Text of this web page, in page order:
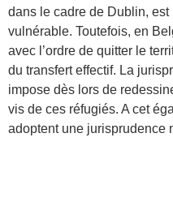
dans le cadre de Dublin,
vulnérable. Toutefois, en
avec l’ordre de quitter le
du transfert effectif. La
impose dès lors de
vis de ces réfugiés. A cet
adoptent une jurisprudence